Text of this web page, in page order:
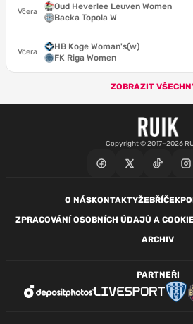
Včera
Oud Heverlee Leuven Women
Backa Topola W
Včera
HB Koge Woman's(w)
FK Riga Women
ZOBRAZIT
Copyright © 2017–2026
O NÁSKONTAKTYŽEBŘÍČEK
ZPRACOVÁNÍ OSOBNÍCH ÚDAJŮ A
ARCHIV
PARTNEŘI